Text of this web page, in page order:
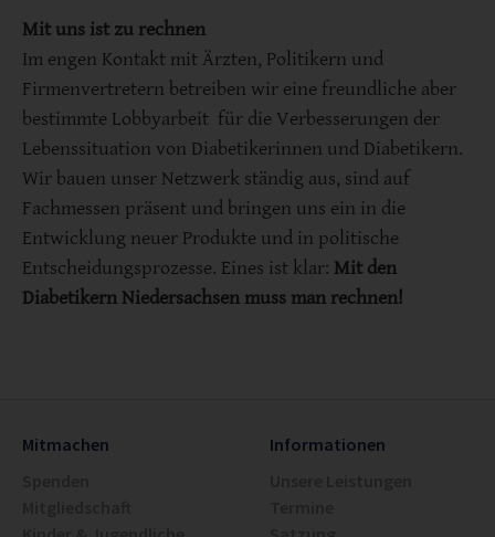
Mit uns ist zu rechnen
Im engen Kontakt mit Ärzten, Politikern und
Firmenvertretern betreiben wir eine freundliche aber
bestimmte Lobbyarbeit für die Verbesserungen der
Lebenssituation von Diabetikerinnen und Diabetikern.
Wir bauen unser Netzwerk ständig aus, sind auf
Fachmessen präsent und bringen uns ein in die
Entwicklung neuer Produkte und in politische
Entscheidungsprozesse. Eines ist klar: Mit den
Diabetikern Niedersachsen muss man rechnen!
Mitmachen
Informationen